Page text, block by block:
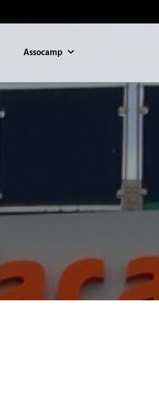
Assocamp